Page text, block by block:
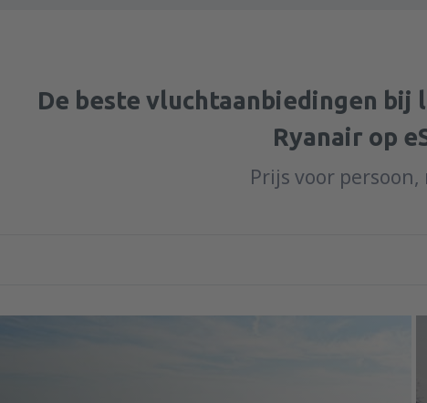
De beste vluchtaanbiedingen
Ryanair op
Prijs voor